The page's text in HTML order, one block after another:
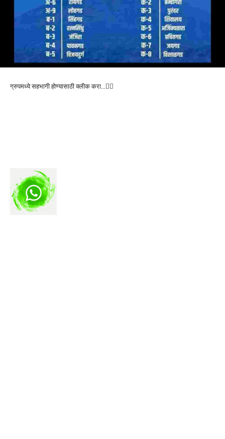
ग्रुपमध्ये सहभागी होण्यासाठी क्लीक करा…👆🏻